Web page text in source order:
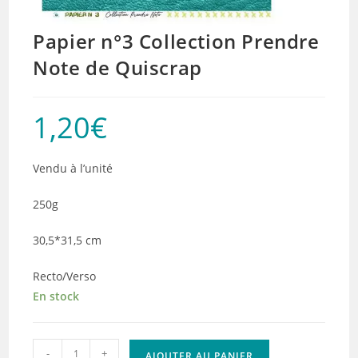
Papier n°3 Collection Prendre
Note de Quiscrap
1,20€
Vendu à l’unité
250g
30,5*31,5 cm
Recto/Verso
En stock
quantité
- +